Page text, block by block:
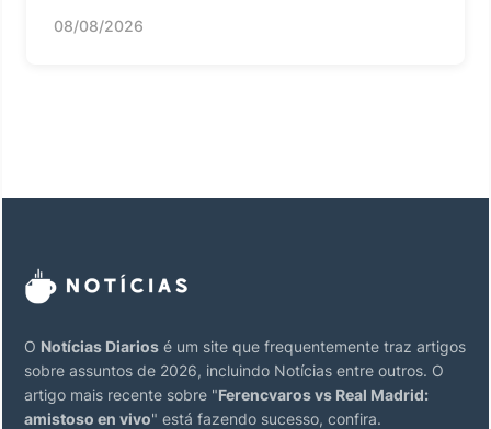
08/08/2026
O Notícias Diarios é um site que frequentemente traz artigos
sobre assuntos de 2026, incluindo Notícias entre outros. O
artigo mais recente sobre "Ferencvaros vs Real Madrid:
amistoso en vivo" está fazendo sucesso, confira.